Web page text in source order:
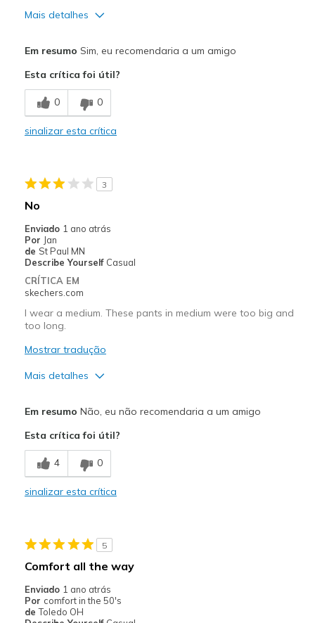
Mais detalhes
Breathe Well
Comfortable
Melhores utilizações
Going Out
Travel
Width
Sizing
Em resumo Sim, eu recomendaria a um amigo
Esta crítica foi útil?
0 0
sinalizar esta crítica
3
No
Enviado 1 ano atrás
Por Jan
de St Paul MN
Describe Yourself Casual
CRÍTICA EM
skechers.com
I wear a medium. These pants in medium were too big and
too long.
Mostrar tradução
Mais detalhes
Comfortable
Melhores utilizações
Casual Wear
View On Shoes
Em resumo Não, eu não recomendaria a um amigo
Esta crítica foi útil?
4 0
sinalizar esta crítica
5
Comfort all the way
Enviado 1 ano atrás
Por comfort in the 50's
de Toledo OH